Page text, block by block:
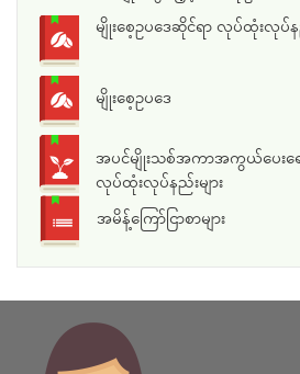
မျိုးစေ့ဥပဒေဆိုင်ရာ လုပ်ထုံးလုပ်န
မျိုးစေ့ဥပဒေ
အပင်မျိုးသစ်အကာအကွယ်ပေးရေ
လုပ်ထုံးလုပ်နည်းများ
အမိန့်ကြော်ငြာစာများ